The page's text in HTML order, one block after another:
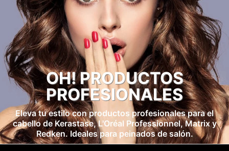
OH! PRODUCTOS
PROFESIONALES
Eleva tu estilo con productos profesionales para el
cabello de Kerastase, L'Oréal Professionnel, Matrix y
Redken. Ideales para peinados de salón.